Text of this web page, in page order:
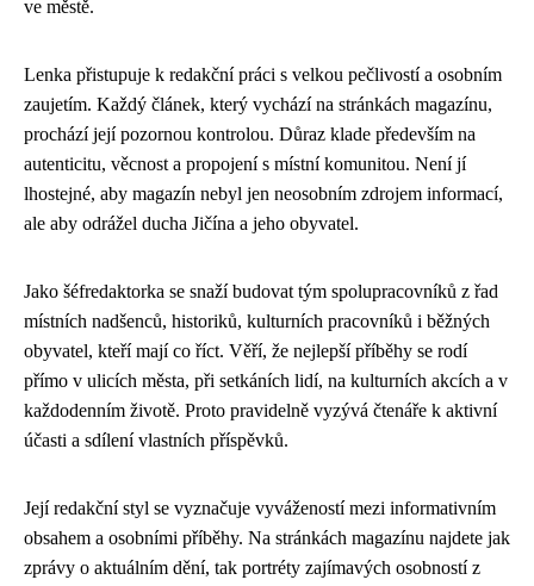
ve městě.
Lenka přistupuje k redakční práci s velkou pečlivostí a osobním
zaujetím. Každý článek, který vychází na stránkách magazínu,
prochází její pozornou kontrolou. Důraz klade především na
autenticitu, věcnost a propojení s místní komunitou. Není jí
lhostejné, aby magazín nebyl jen neosobním zdrojem informací,
ale aby odrážel ducha Jičína a jeho obyvatel.
Jako šéfredaktorka se snaží budovat tým spolupracovníků z řad
místních nadšenců, historiků, kulturních pracovníků i běžných
obyvatel, kteří mají co říct. Věří, že nejlepší příběhy se rodí
přímo v ulicích města, při setkáních lidí, na kulturních akcích a v
každodenním životě. Proto pravidelně vyzývá čtenáře k aktivní
účasti a sdílení vlastních příspěvků.
Její redakční styl se vyznačuje vyvážeností mezi informativním
obsahem a osobními příběhy. Na stránkách magazínu najdete jak
zprávy o aktuálním dění, tak portréty zajímavých osobností z